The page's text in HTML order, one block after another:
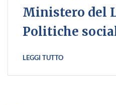
Ministero del
Politiche
LEGGI TUTTO